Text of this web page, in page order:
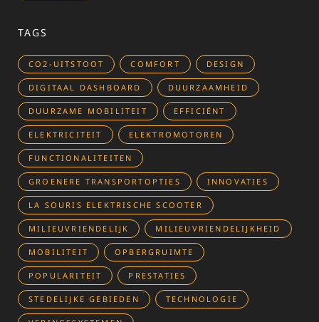
TAGS
CO2-UITSTOOT COMFORT DESIGN
DIGITAAL DASHBOARD DUURZAAMHEID
DUURZAME MOBILITEIT EFFICIËNT
ELEKTRICITEIT ELEKTROMOTOREN
FUNCTIONALITEITEN
GROENERE TRANSPORTOPTIES INNOVATIES
LA SOURIS ELEKTRISCHE SCOOTER
MILIEUVRIENDELIJK MILIEUVRIENDELIJKHEID
MOBILITEIT OPBERGRUIMTE
POPULARITEIT PRESTATIES
STEDELIJKE GEBIEDEN TECHNOLOGIE